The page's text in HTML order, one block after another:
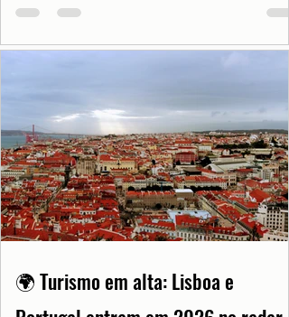
🌍 Turismo em alta: Lisboa e